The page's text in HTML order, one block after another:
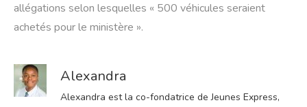
allégations selon lesquelles « 500 véhicules seraient
achetés pour le ministère ».
Alexandra
Alexandra est la co-fondatrice de Jeunes Express,